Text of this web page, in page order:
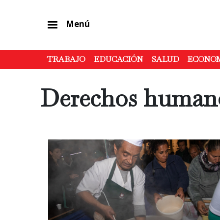
Menú
TRABAJO EDUCACIÓN SALUD
Derechos